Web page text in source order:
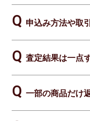
申込み方法や取
査定結果は一点
一部の商品だけ